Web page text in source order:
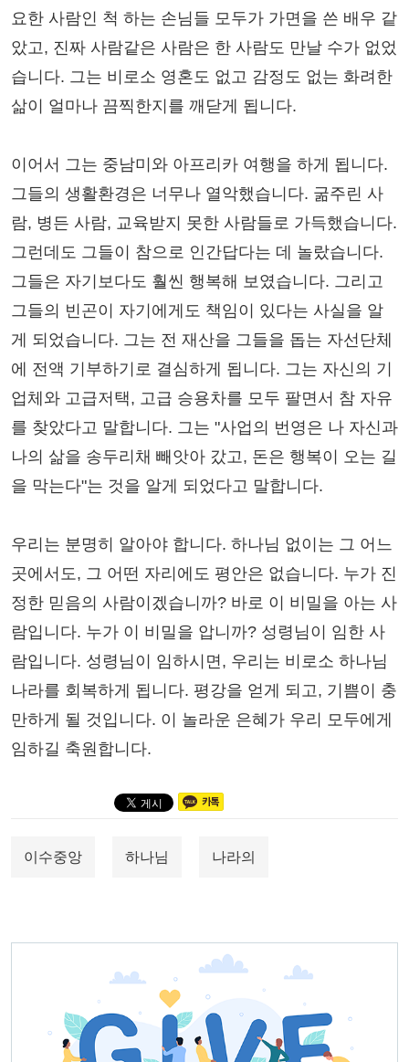
요한 사람인 척 하는 손님들 모두가 가면을 쓴 배우 같
았고, 진짜 사람같은 사람은 한 사람도 만날 수가 없었
습니다. 그는 비로소 영혼도 없고 감정도 없는 화려한
삶이 얼마나 끔찍한지를 깨닫게 됩니다.
이어서 그는 중남미와 아프리카 여행을 하게 됩니다.
그들의 생활환경은 너무나 열악했습니다. 굶주린 사
람, 병든 사람, 교육받지 못한 사람들로 가득했습니다.
그런데도 그들이 참으로 인간답다는 데 놀랐습니다.
그들은 자기보다도 훨씬 행복해 보였습니다. 그리고
그들의 빈곤이 자기에게도 책임이 있다는 사실을 알
게 되었습니다. 그는 전 재산을 그들을 돕는 자선단체
에 전액 기부하기로 결심하게 됩니다. 그는 자신의 기
업체와 고급저택, 고급 승용차를 모두 팔면서 참 자유
를 찾았다고 말합니다. 그는 "사업의 번영은 나 자신과
나의 삶을 송두리채 빼앗아 갔고, 돈은 행복이 오는 길
을 막는다"는 것을 알게 되었다고 말합니다.
우리는 분명히 알아야 합니다. 하나님 없이는 그 어느
곳에서도, 그 어떤 자리에도 평안은 없습니다. 누가 진
정한 믿음의 사람이겠습니까? 바로 이 비밀을 아는 사
람입니다. 누가 이 비밀을 압니까? 성령님이 임한 사
람입니다. 성령님이 임하시면, 우리는 비로소 하나님
나라를 회복하게 됩니다. 평강을 얻게 되고, 기쁨이 충
만하게 될 것입니다. 이 놀라운 은혜가 우리 모두에게
임하길 축원합니다.
이수중앙 하나님 나라의